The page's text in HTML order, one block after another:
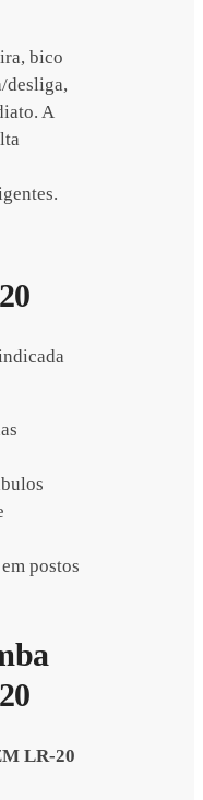
bico
desliga,
A
postos
LR-20